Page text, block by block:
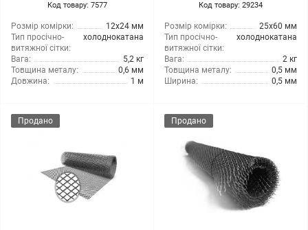
Код товару: 7577
Розмір комірки:
12x24 мм
Тип просічно-
витяжної сітки:
холоднокатана
Вага:
5,2 кг
Товщина металу:
0,6 мм
Довжина:
1 м
Код товару: 29234
Розмір комірки:
25x60 мм
Тип просічно-
витяжної сітки:
холоднокатана
Вага:
2 кг
Товщина металу:
0,5 мм
Ширина:
0,5 мм
Продано Продано